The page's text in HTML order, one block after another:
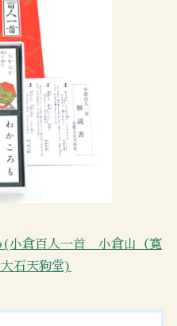
倉百人一首 小倉山（寛
石天狗堂)